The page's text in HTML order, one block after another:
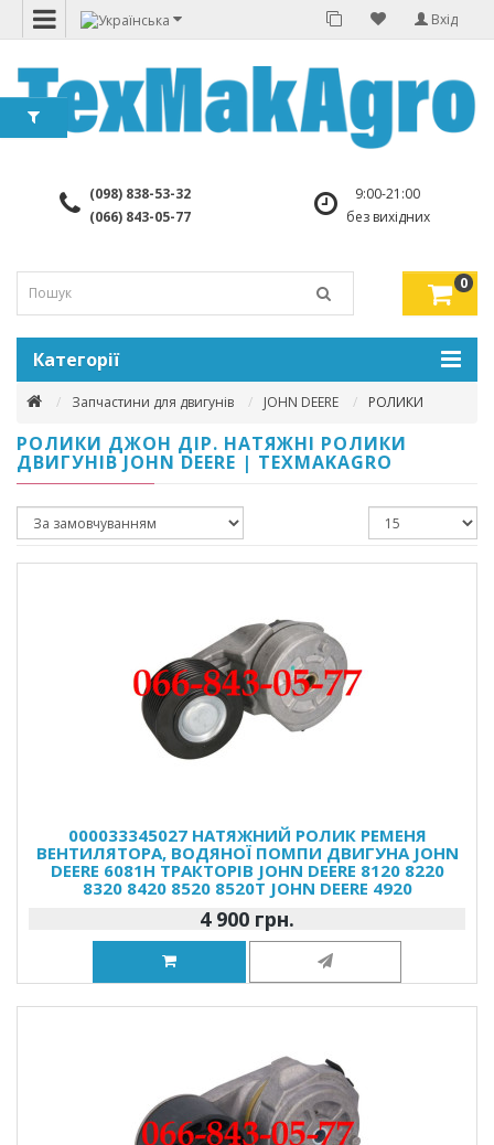
Вхід
(098) 838-53-32
(066) 843-05-77
9:00-21:00
без вихідних
0
Категорії
Запчастини для двигунів JOHN DEERE РОЛИКИ
РОЛИКИ ДЖОН ДІР. НАТЯЖНІ РОЛИКИ
ДВИГУНІВ JOHN DEERE | TEXMAKAGRO
000033345027 НАТЯЖНИЙ РОЛИК РЕМЕНЯ
ВЕНТИЛЯТОРА, ВОДЯНОЇ ПОМПИ ДВИГУНА JOHN
DEERE 6081H ТРАКТОРІВ JOHN DEERE 8120 8220
8320 8420 8520 8520T JOHN DEERE 4920
4 900 грн.